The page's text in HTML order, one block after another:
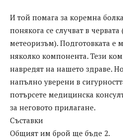
И той помага за коремна
понякога се случват в
метеоризъм). Подготовката е
няколко компонента. Тези
навредят на нашето здраве.
напълно уверени в
потърсете медицинска
за неговото прилагане.
Съставки
Общият им брой ще бъде 2.